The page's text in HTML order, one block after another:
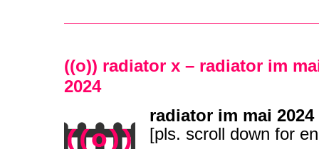
((o)) radiator x – radiator im
2024
radiator im mai
[pls. scroll down for